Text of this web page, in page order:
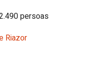
persoas
Riazor